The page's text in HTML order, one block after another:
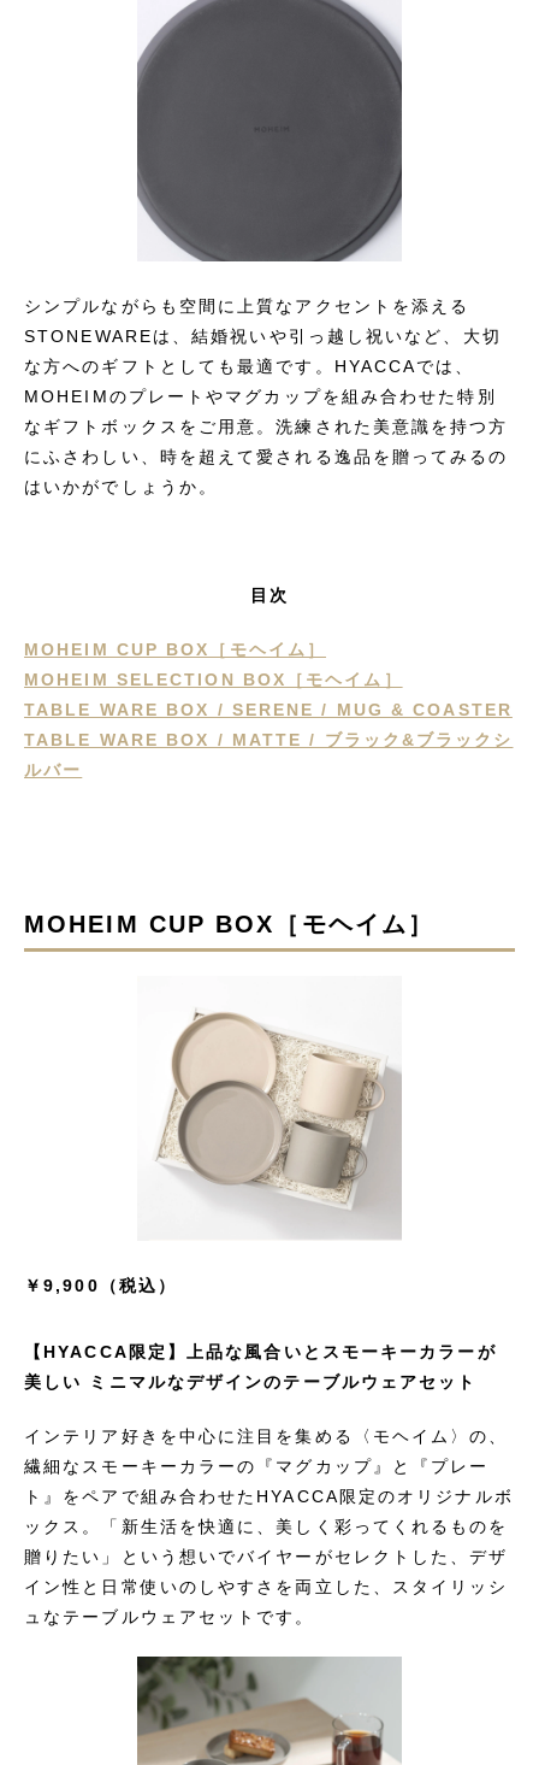
シンプルながらも空間に上質なアクセントを添える
STONEWAREは、結婚祝いや引っ越し祝いなど、大切
な方へのギフトとしても最適です。HYACCAでは、
MOHEIMのプレートやマグカップを組み合わせた特別
なギフトボックスをご用意。洗練された美意識を持つ方
にふさわしい、時を超えて愛される逸品を贈ってみるの
はいかがでしょうか。
目次
MOHEIM CUP BOX［モヘイム］
MOHEIM SELECTION BOX［モヘイム］
TABLE WARE BOX / SERENE / MUG & COASTER
TABLE WARE BOX / MATTE / ブラック&ブラックシ
ルバー
MOHEIM CUP BOX［モヘイム］
￥9,900（税込）
【HYACCA限定】上品な風合いとスモーキーカラーが
美しい ミニマルなデザインのテーブルウェアセット
インテリア好きを中心に注目を集める〈モヘイム〉の、
繊細なスモーキーカラーの『マグカップ』と『プレー
ト』をペアで組み合わせたHYACCA限定のオリジナルボ
ックス。「新生活を快適に、美しく彩ってくれるものを
贈りたい」という想いでバイヤーがセレクトした、デザ
イン性と日常使いのしやすさを両立した、スタイリッシ
ュなテーブルウェアセットです。